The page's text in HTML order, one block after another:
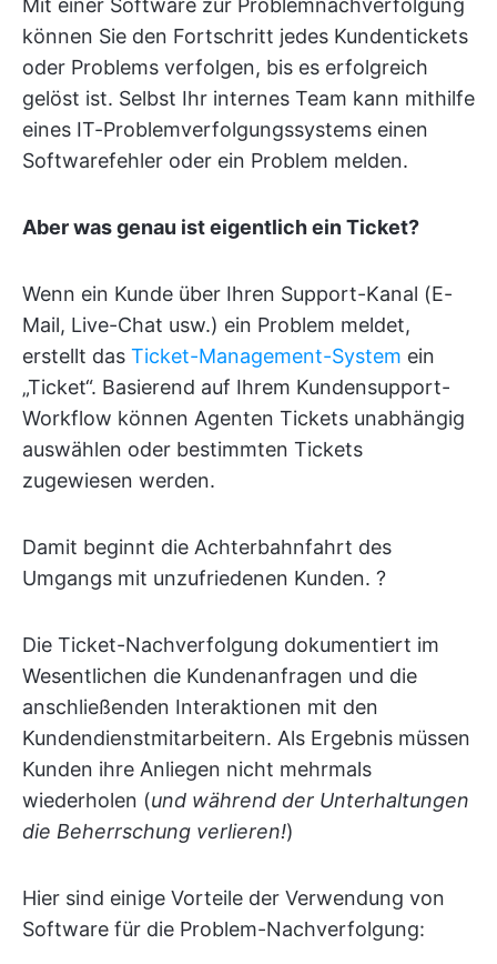
Mit einer Software zur Problemnachverfolgung
können Sie den Fortschritt jedes Kundentickets
oder Problems verfolgen, bis es erfolgreich
gelöst ist. Selbst Ihr internes Team kann mithilfe
eines IT-Problemverfolgungssystems einen
Softwarefehler oder ein Problem melden.
Aber was genau ist eigentlich ein Ticket?
Wenn ein Kunde über Ihren Support-Kanal (E-
Mail, Live-Chat usw.) ein Problem meldet,
erstellt das Ticket-Management-System ein
„Ticket“. Basierend auf Ihrem Kundensupport-
Workflow können Agenten Tickets unabhängig
auswählen oder bestimmten Tickets
zugewiesen werden.
Damit beginnt die Achterbahnfahrt des
Umgangs mit unzufriedenen Kunden. ?
Die Ticket-Nachverfolgung dokumentiert im
Wesentlichen die Kundenanfragen und die
anschließenden Interaktionen mit den
Kundendienstmitarbeitern. Als Ergebnis müssen
Kunden ihre Anliegen nicht mehrmals
wiederholen (und während der Unterhaltungen
die Beherrschung verlieren!)
Hier sind einige Vorteile der Verwendung von
Software für die Problem-Nachverfolgung: